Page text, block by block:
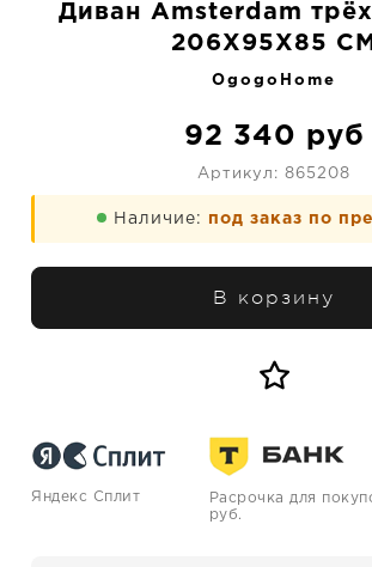
Диван Amsterdam
206X95X85 CM
OgogoHome
92 340 руб
Артикул: 865208
Наличие: под заказ по
В корзину
Яндекс Сплит
Расрочка для
руб.